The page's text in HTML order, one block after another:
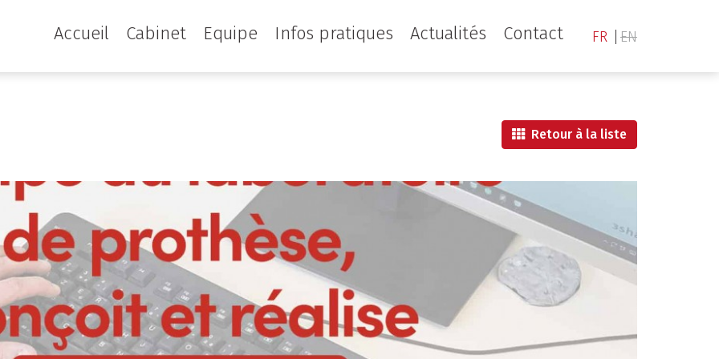
FR EN
Accueil Cabinet Equipe Infos pratiques Actualités Contact
Retour à la liste